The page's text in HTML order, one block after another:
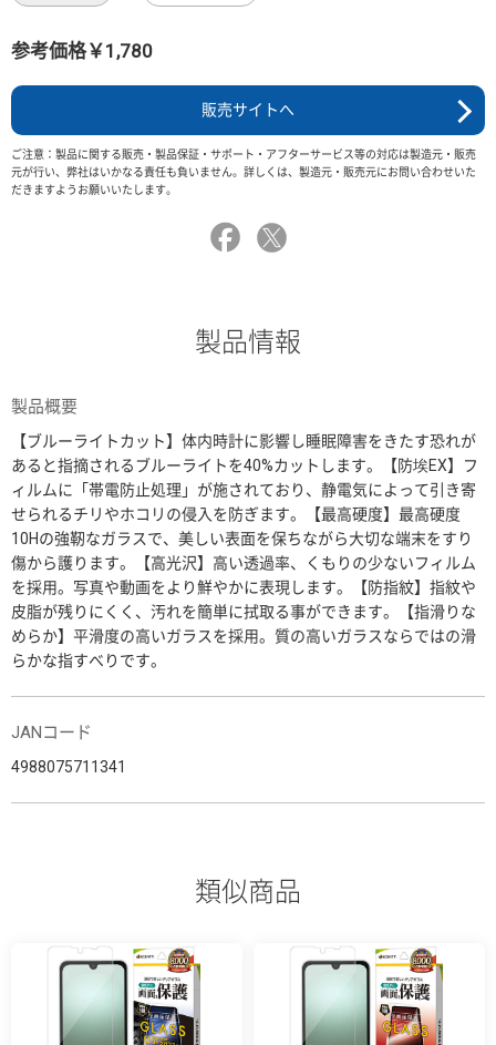
参考価格￥1,780
販売サイトへ
ご注意：製品に関する販売・製品保証・サポート・アフターサービス等の対応は製造元・販売
元が行い、弊社はいかなる責任も負いません。詳しくは、製造元・販売元にお問い合わせいた
だきますようお願いいたします。
製品情報
製品概要
【ブルーライトカット】体内時計に影響し睡眠障害をきたす恐れが
あると指摘されるブルーライトを40%カットします。【防埃EX】フ
ィルムに「帯電防止処理」が施されており、静電気によって引き寄
せられるチリやホコリの侵入を防ぎます。【最高硬度】最高硬度
10Hの強靭なガラスで、美しい表面を保ちながら大切な端末をすり
傷から護ります。【高光沢】高い透過率、くもりの少ないフィルム
を採用。写真や動画をより鮮やかに表現します。【防指紋】指紋や
皮脂が残りにくく、汚れを簡単に拭取る事ができます。【指滑りな
めらか】平滑度の高いガラスを採用。質の高いガラスならではの滑
らかな指すべりです。
JANコード
4988075711341
類似商品